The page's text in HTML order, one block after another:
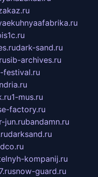
dark-sand.ru
sib-archives.ru
festival.ru
1-mus.ru
factory.ru
jun.rubandamn.ru
darksand.ru
kompanij.ru
snow-guard.ru